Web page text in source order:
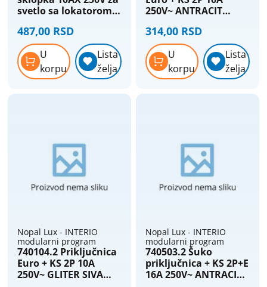
- sobni
- štapni
lux - elektroinstalacioni
lux - interio modularni program
lux - mikro prekidači i
osigurači
kablovi i gajtani
(žice) - pun presek
silikonski - licnasti
kutije og
svetlo sa lokatorom
Lux Interio
487,00 RSD
U
korpu
Lista
želja
250V~ ANTRACIT
314,00 RSD
U
korpu
Lista
želja
Nopal Lux - INTERIO
modularni program
740104.2 Priključnica
Euro + KS 2P 10A
250V~ GLITER SIVA
Nopal Lux - INTERIO
modularni program
740503.2 Šuko
priključnica + KS 2P+E
16A 250V~ ANTRACIT